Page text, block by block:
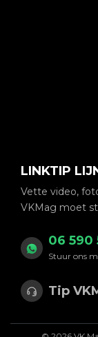
LINKTIP
Vette video,
VKMag moet
06 590
Stuur ons
Tip